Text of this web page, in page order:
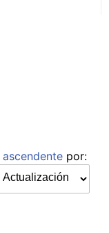
ascendente por: